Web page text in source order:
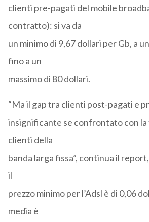
clienti pre-pagati del mobile
contratto): si va da
un minimo di 9,67 dollari per Gb, a
fino a un
massimo di 80 dollari.
“Ma il gap tra clienti post-pagati e
insignificante se confrontato con la
clienti della
banda larga fissa”, continua il
il
prezzo minimo per l’Adsl è di 0,06
media è